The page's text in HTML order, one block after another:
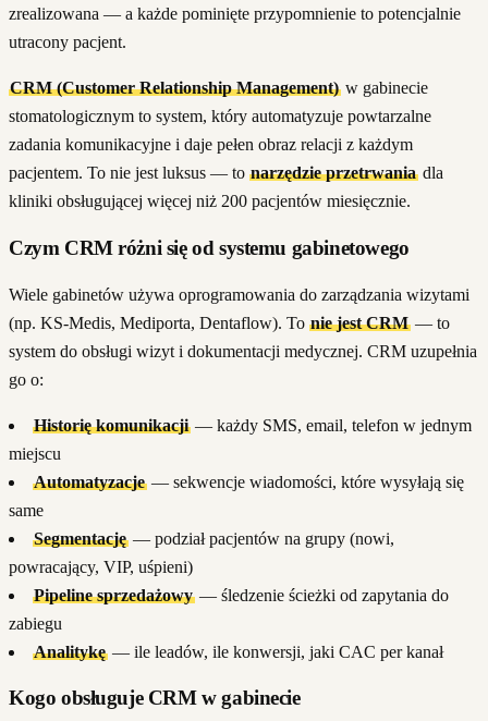
zrealizowana — a każde pominięte przypomnienie to potencjalnie
utracony pacjent.
CRM (Customer Relationship Management)w gabinecie
stomatologicznym to system, który automatyzuje powtarzalne
zadania komunikacyjne i daje pełen obraz relacji z każdym
pacjentem. To nie jest luksus — to narzędzie przetrwaniadla
kliniki obsługującej więcej niż 200 pacjentów miesięcznie.
Czym CRM różni się od systemu gabinetowego
Wiele gabinetów używa oprogramowania do zarządzania wizytami
(np. KS-Medis, Mediporta, Dentaflow). To nie jest CRM— to
system do obsługi wizyt i dokumentacji medycznej. CRM uzupełnia
go o:
Historię komunikacji— każdy SMS, email, telefon w jednym
miejscu
Automatyzacje— sekwencje wiadomości, które wysyłają się
same
Segmentację— podział pacjentów na grupy (nowi,
powracający, VIP, uśpieni)
Pipeline sprzedażowy— śledzenie ścieżki od zapytania do
zabiegu
Analitykę— ile leadów, ile konwersji, jaki CAC per kanał
Kogo obsługuje CRM w gabinecie